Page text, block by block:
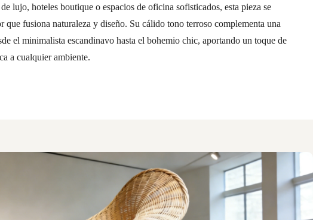
lujo, hoteles boutique o espacios de oficina sofisticados, esta pieza se
fusiona naturaleza y diseño. Su cálido tono terroso complementa una
el minimalista escandinavo hasta el bohemio chic, aportando un toque de
a cualquier ambiente.